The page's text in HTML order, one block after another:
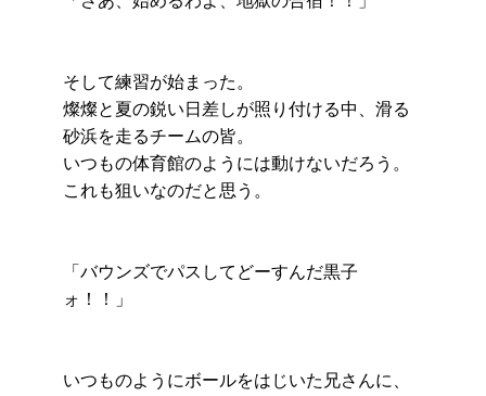
そして練習が始まった。
燦燦と夏の鋭い日差しが照り付ける中、滑る
砂浜を走るチームの皆。
いつもの体育館のようには動けないだろう。
これも狙いなのだと思う。
「バウンズでパスしてどーすんだ黒子
ォ！！」
いつものようにボールをはじいた兄さんに、